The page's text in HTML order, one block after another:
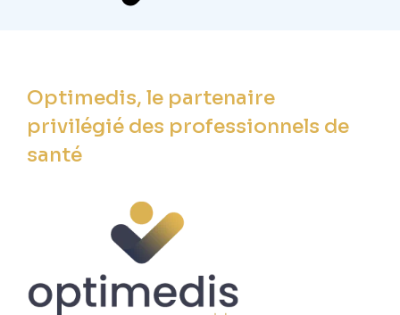
Optimedis, le partenaire
privilégié des professionnels de
santé